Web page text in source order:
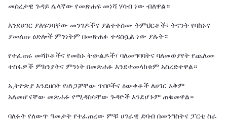
መሰረታዊ ጉዳይ ሌላኛው የመጽሐፍ መነሻ ሃሳብ ነው ብለዋል።
እንደሀገር ያለፍንባቸው መንገዶችና ያልተቀሰሙ ትምህርቶች፣ ትናንት የባከኑና
ያመለጡ ዕድሎች ምንነትም በመጽሐፉ ተዳስሷል ነው ያሉት።
የተፈጠሩ መሻኮቶችና የመከኑ ትውልዶች፣ ባለመግባባትና ባለመወያየት የጨለሙ
ተስፋዎች ምክንያትና ምንነት በመጽሐፉ እንደተመላከቱም አስረድተዋል።
ኢትዮጵያ እንደዘበት የዘነጋቻቸው ጥበቦችና ዕውቀቶች ለሀገር አቅም
አለመሆናቸው መጽሐፉ የሚዳስሳቸው ጉዳዮች እንደሆኑም ጠቁመዋል።
ባለፉት የለውጥ ዓመታት የተፈጠረው ምቹ ሀገራዊ ድባብ በመንግስትና ፓርቲ ስራ